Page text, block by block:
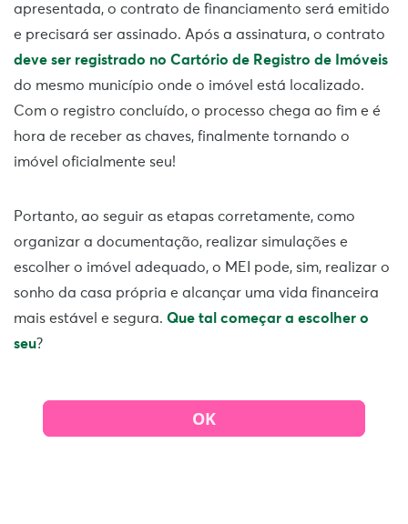
apresentada, o contrato de financiamento será emitido
e precisará ser assinado. Após a assinatura, o contrato
deve ser registrado no Cartório de Registro de Imóveis
do mesmo município onde o imóvel está localizado.
Com o registro concluído, o processo chega ao fim e é
hora de receber as chaves, finalmente tornando o
imóvel oficialmente seu!
Portanto, ao seguir as etapas corretamente, como
organizar a documentação, realizar simulações e
escolher o imóvel adequado, o MEI pode, sim, realizar o
sonho da casa própria e alcançar uma vida financeira
mais estável e segura. Que tal começar a escolher o
seu?